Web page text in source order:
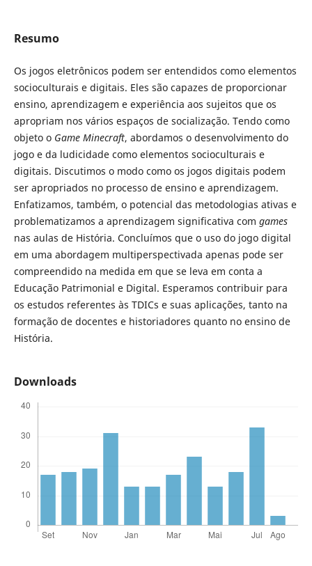
Resumo
Os jogos eletrônicos podem ser entendidos como elementos
socioculturais e digitais. Eles são capazes de proporcionar
ensino, aprendizagem e experiência aos sujeitos que os
apropriam nos vários espaços de socialização. Tendo como
objeto o Game Minecraft, abordamos o desenvolvimento do
jogo e da ludicidade como elementos socioculturais e
digitais. Discutimos o modo como os jogos digitais podem
ser apropriados no processo de ensino e aprendizagem.
Enfatizamos, também, o potencial das metodologias ativas e
problematizamos a aprendizagem significativa com games
nas aulas de História. Concluímos que o uso do jogo digital
em uma abordagem multiperspectivada apenas pode ser
compreendido na medida em que se leva em conta a
Educação Patrimonial e Digital. Esperamos contribuir para
os estudos referentes às TDICs e suas aplicações, tanto na
formação de docentes e historiadores quanto no ensino de
História.
Downloads